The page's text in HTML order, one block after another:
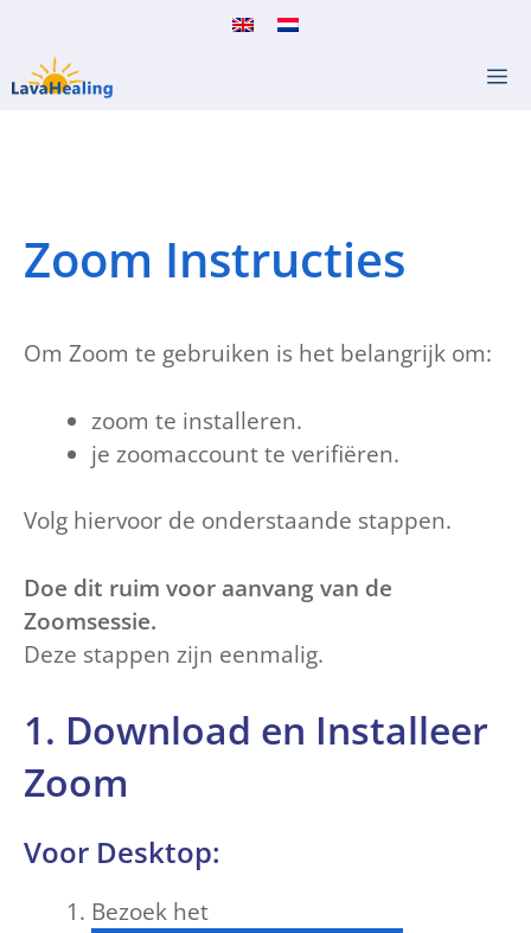
de
Zoom Instructies
Om Zoom te gebruiken is het belangrijk om:
zoom te installeren.
je zoomaccount te verifiëren.
Volg hiervoor de onderstaande stappen.
Doe dit ruim voor aanvang van de
Zoomsessie.
Deze stappen zijn eenmalig.
1. Download en Installeer
Zoom
Voor Desktop:
Bezoek het